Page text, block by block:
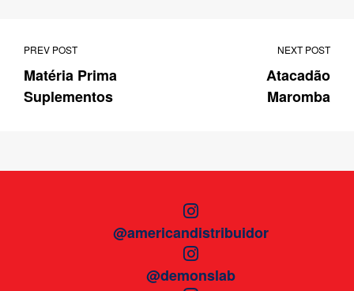
PREV POST
Matéria Prima
Suplementos
NEXT POST
Atacadão
Maromba
@americandistribuidor
@demonslab